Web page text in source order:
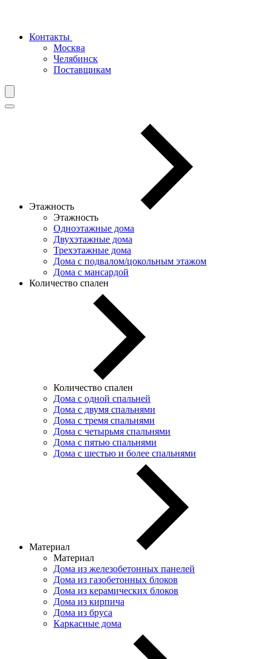
Контакты
Москва
Челябинск
Поставщикам
Этажность
Этажность
Одноэтажные дома
Двухэтажные дома
Трехэтажные дома
Дома с подвалом/цокольным этажом
Дома с мансардой
Количество спален
Количество спален
Дома с одной спальней
Дома с двумя спальнями
Дома с тремя спальнями
Дома с четырьмя спальнями
Дома с пятью спальнями
Дома с шестью и более спальнями
Материал
Материал
Дома из железобетонных панелей
Дома из газобетонных блоков
Дома из керамических блоков
Дома из кирпича
Дома из бруса
Каркасные дома